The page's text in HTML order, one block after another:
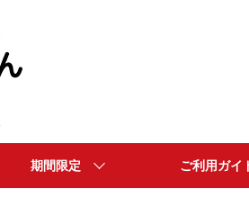
期間限定 ご利用ガイ